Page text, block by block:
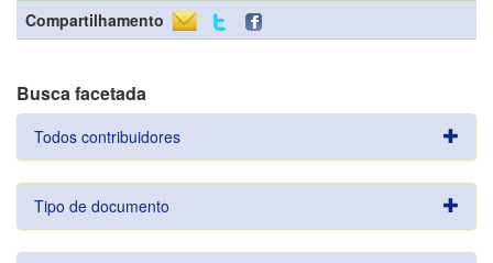
Compartilhamento
Busca facetada
Todos contribuidores
Tipo de documento